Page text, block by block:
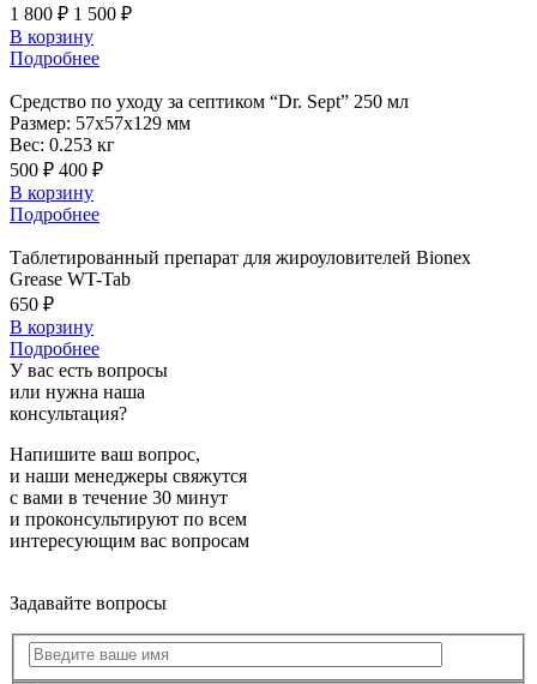
1 800 ₽ 1 500 ₽
В корзину
Подробнее
Средство по уходу за септиком “Dr. Sept” 250 мл
Размер: 57x57x129 мм
Вес: 0.253 кг
500 ₽ 400 ₽
В корзину
Подробнее
Таблетированный препарат для жироуловителей Bionex
Grease WT-Tab
650 ₽
В корзину
Подробнее
У вас есть вопросы
или нужна наша
консультация?
Напишите ваш вопрос,
и наши менеджеры свяжутся
с вами в течение 30 минут
и проконсультируют по всем
интересующим вас вопросам
Задавайте вопросы